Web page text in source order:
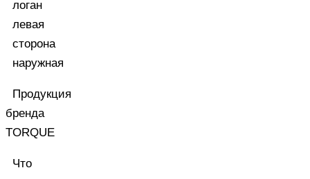
Продукция
бренда
TORQUE
Что